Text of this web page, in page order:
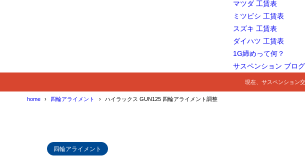
マツダ 工賃表
ミツビシ 工賃表
スズキ 工賃表
ダイハツ 工賃表
1G締めって何？
サスペンション ブログ
現在、サスペンション
home 四輪アライメント ハイラックス GUN125 四輪アライメント調整
四輪アライメント